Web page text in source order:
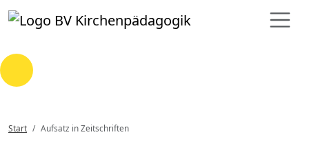
Loading...
Start Aufsatz in Zeitschriften